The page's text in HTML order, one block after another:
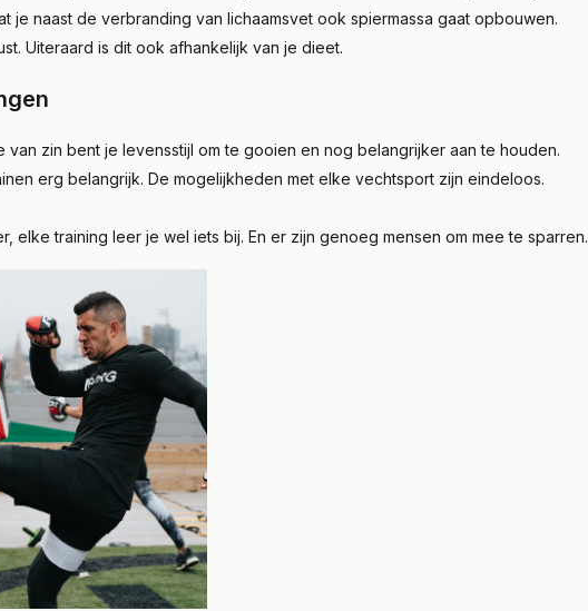
je naast de verbranding van lichaamsvet ook spiermassa gaat opbouwen.
Uiteraard is dit ook afhankelijk van je dieet.
van zin bent je levensstijl om te gooien en nog belangrijker aan te houden.
erg belangrijk. De mogelijkheden met elke vechtsport zijn eindeloos.
elke training leer je wel iets bij. En er zijn genoeg mensen om mee te sparren.